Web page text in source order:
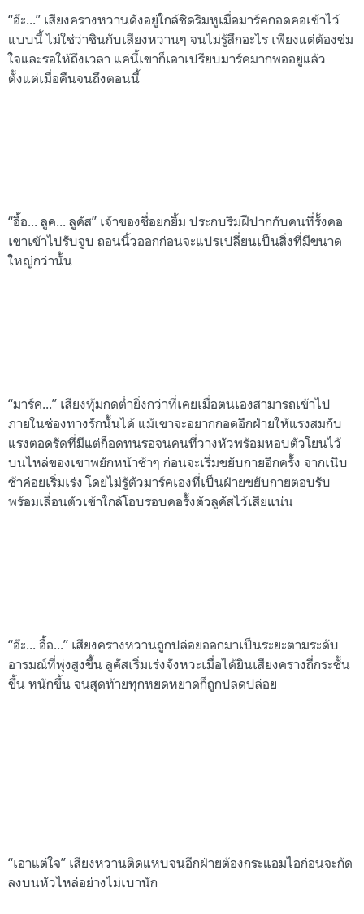
“อ๊ะ...” เสียงครางหวานดังอยู่ใกล้ชิดริมหูเมื่อมาร์คกอดคอเข้าไว้
แบบนี้ ไม่ใช่ว่าชินกับเสียงหวานๆ จนไม่รู้สึกอะไร เพียงแต่ต้องข่ม
ใจและรอให้ถึงเวลา แค่นี้เขาก็เอาเปรียบมาร์คมากพออยู่แล้ว
ตั้งแต่เมื่อคืนจนถึงตอนนี้
“อื้อ... ลูค... ลูคัส” เจ้าของชื่อยกยิ้ม ประกบริมฝีปากกับคนที่รั้งคอ
เขาเข้าไปรับจูบ ถอนนิ้วออกก่อนจะแปรเปลี่ยนเป็นสิ่งที่มีขนาด
ใหญ่กว่านั้น
“มาร์ค...” เสียงทุ้มกดต่ำยิ่งกว่าที่เคยเมื่อตนเองสามารถเข้าไป
ภายในช่องทางรักนั้นได้ แม้เขาจะอยากกอดอีกฝ่ายให้แรงสมกับ
แรงตอดรัดที่มีแต่ก็อดทนรอจนคนที่วางหัวพร้อมหอบตัวโยนไว้
บนไหล่ของเขาพยักหน้าช้าๆ ก่อนจะเริ่มขยับกายอีกครั้ง จากเนิบ
ช้าค่อยเริ่มเร่ง โดยไม่รู้ตัวมาร์คเองที่เป็นฝ่ายขยับกายตอบรับ
พร้อมเลื่อนตัวเข้าใกล้โอบรอบคอรั้งตัวลูคัสไว้เสียแน่น
“อ๊ะ... อื้อ...” เสียงครางหวานถูกปล่อยออกมาเป็นระยะตามระดับ
อารมณ์ที่พุ่งสูงขึ้น ลูคัสเริ่มเร่งจังหวะเมื่อได้ยินเสียงครางถี่กระชั้น
ขึ้น หนักขึ้น จนสุดท้ายทุกหยดหยาดก็ถูกปลดปล่อย
“เอาแต่ใจ” เสียงหวานติดแหบจนอีกฝ่ายต้องกระแอมไอก่อนจะกัด
ลงบนหัวไหล่อย่างไม่เบานัก